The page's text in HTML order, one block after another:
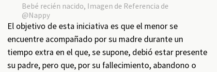
Bebé recién nacido, Imagen de Referencia de
@Nappy
El objetivo de esta iniciativa es que el menor se
encuentre acompañado por su madre durante un
tiempo extra en el que, se supone, debió estar presente
su padre, pero que, por su fallecimiento, abandono o